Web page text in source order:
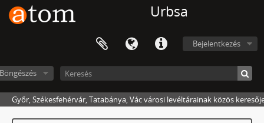
Urbsa
Bejelentkezés
Győr, Székesfehérvár, Tatabánya, Vác városi levéltárainak közös